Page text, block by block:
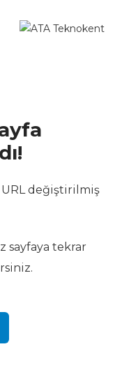
URL değiştirilmiş
sayfaya tekrar